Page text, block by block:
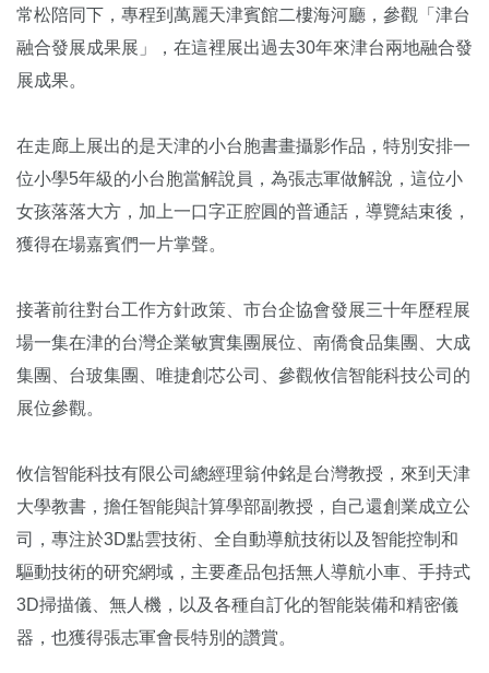
常松陪同下，專程到萬麗天津賓館二樓海河廳，參觀「津台
融合發展成果展」，在這裡展出過去30年來津台兩地融合發
展成果。
在走廊上展出的是天津的小台胞書畫攝影作品，特別安排一
位小學5年級的小台胞當解說員，為張志軍做解說，這位小
女孩落落大方，加上一口字正腔圓的普通話，導覽結束後，
獲得在場嘉賓們一片掌聲。
接著前往對台工作方針政策、市台企協會發展三十年歷程展
場一集在津的台灣企業敏實集團展位、南僑食品集團、大成
集團、台玻集團、唯捷創芯公司、參觀攸信智能科技公司的
展位參觀。
攸信智能科技有限公司總經理翁仲銘是台灣教授，來到天津
大學教書，擔任智能與計算學部副教授，自己還創業成立公
司，專注於3D點雲技術、全自動導航技術以及智能控制和
驅動技術的研究網域，主要產品包括無人導航小車、手持式
3D掃描儀、無人機，以及各種自訂化的智能裝備和精密儀
器，也獲得張志軍會長特別的讚賞。